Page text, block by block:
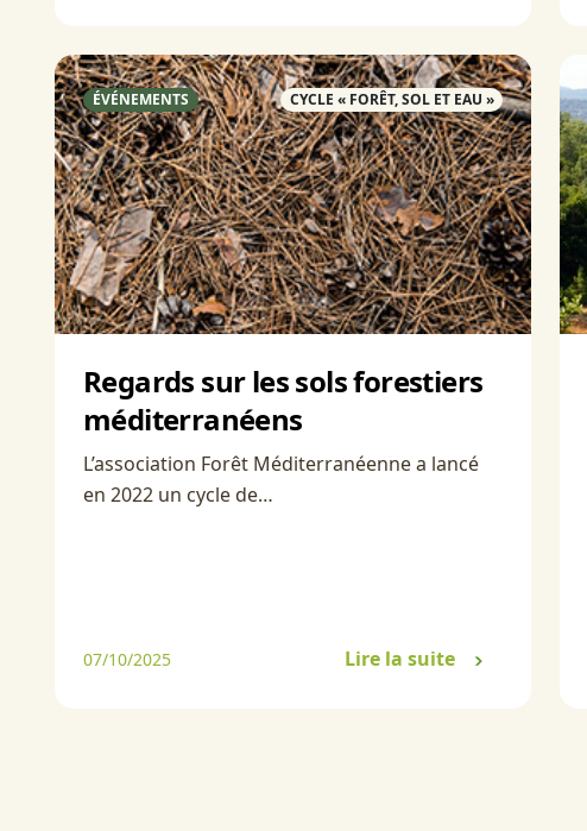
ÉVÉNEMENTS CYCLE « FORÊT, SOL ET EAU »
Regards sur les sols forestiers
méditerranéens
L’association Forêt Méditerranéenne a lancé
en 2022 un cycle de…
07/10/2025 Lire la suite